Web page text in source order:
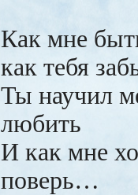
Как мне
как тебя
Ты научил
любить
И как мне
поверь…